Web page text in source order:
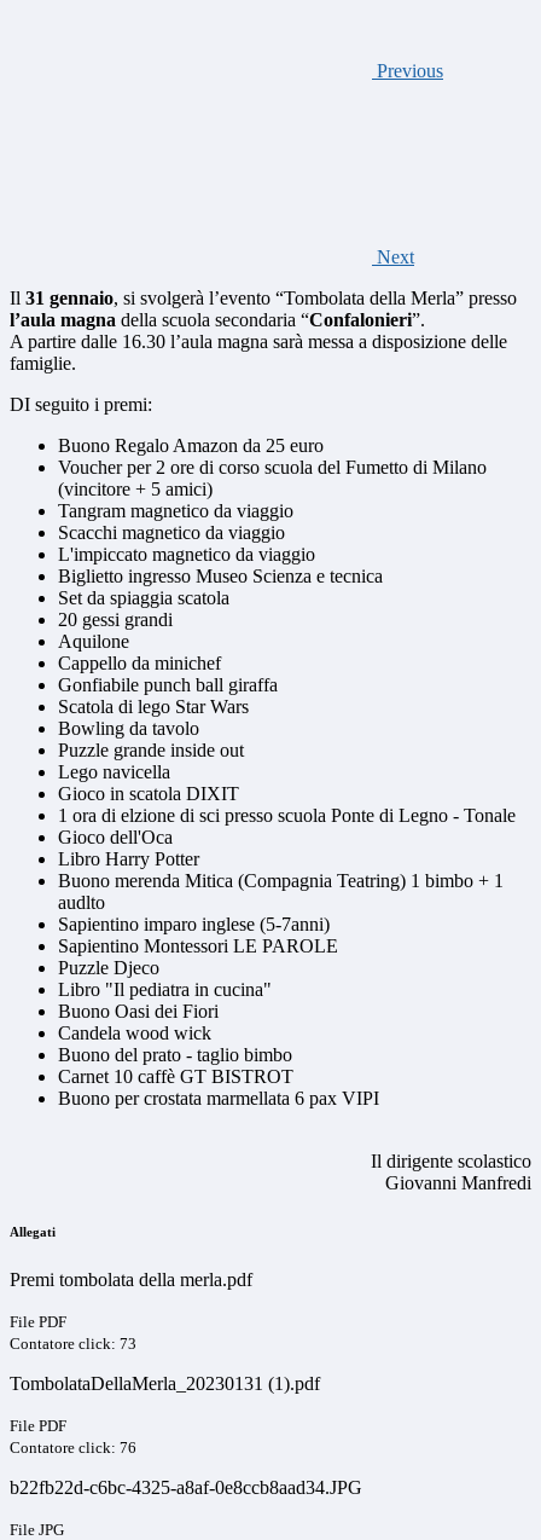
Previous
Next
Il 31 gennaio, si svolgerà l’evento “Tombolata della Merla” presso
l’aula magna della scuola secondaria “Confalonieri”.
A partire dalle 16.30 l’aula magna sarà messa a disposizione delle
famiglie.
DI seguito i premi:
Buono Regalo Amazon da 25 euro
Voucher per 2 ore di corso scuola del Fumetto di Milano
(vincitore + 5 amici)
Tangram magnetico da viaggio
Scacchi magnetico da viaggio
L'impiccato magnetico da viaggio
Biglietto ingresso Museo Scienza e tecnica
Set da spiaggia scatola
20 gessi grandi
Aquilone
Cappello da minichef
Gonfiabile punch ball giraffa
Scatola di lego Star Wars
Bowling da tavolo
Puzzle grande inside out
Lego navicella
Gioco in scatola DIXIT
1 ora di elzione di sci presso scuola Ponte di Legno - Tonale
Gioco dell'Oca
Libro Harry Potter
Buono merenda Mitica (Compagnia Teatring) 1 bimbo + 1
audlto
Sapientino imparo inglese (5-7anni)
Sapientino Montessori LE PAROLE
Puzzle Djeco
Libro "Il pediatra in cucina"
Buono Oasi dei Fiori
Candela wood wick
Buono del prato - taglio bimbo
Carnet 10 caffè GT BISTROT
Buono per crostata marmellata 6 pax VIPI
Il dirigente scolastico
Giovanni Manfredi
Allegati
Premi tombolata della merla.pdf
File PDF
Contatore click: 73
TombolataDellaMerla_20230131 (1).pdf
File PDF
Contatore click: 76
b22fb22d-c6bc-4325-a8af-0e8ccb8aad34.JPG
File JPG